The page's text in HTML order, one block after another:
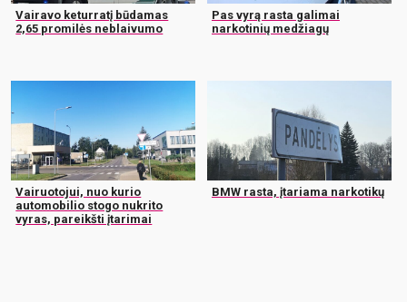
Vairavo keturratį būdamas
2,65 promilės neblaivumo
Pas vyrą rasta galimai
narkotinių medžiagų
Vairuotojui, nuo kurio
automobilio stogo nukrito
vyras, pareikšti įtarimai
BMW rasta, įtariama narkotikų